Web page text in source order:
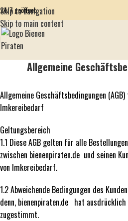
Skip to navigation
Skip to main content
24/7 geöffnet
Allgemeine
Allgemeine Geschäftsbedingungen
Imkereibedarf
Geltungsbereich
1.1 Diese AGB gelten für alle
zwischen bienenpiraten.de und seinen
von Imkereibedarf.
1.2 Abweichende Bedingungen des
denn, bienenpiraten.de hat
zugestimmt.